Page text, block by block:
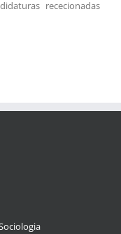
rececionadas